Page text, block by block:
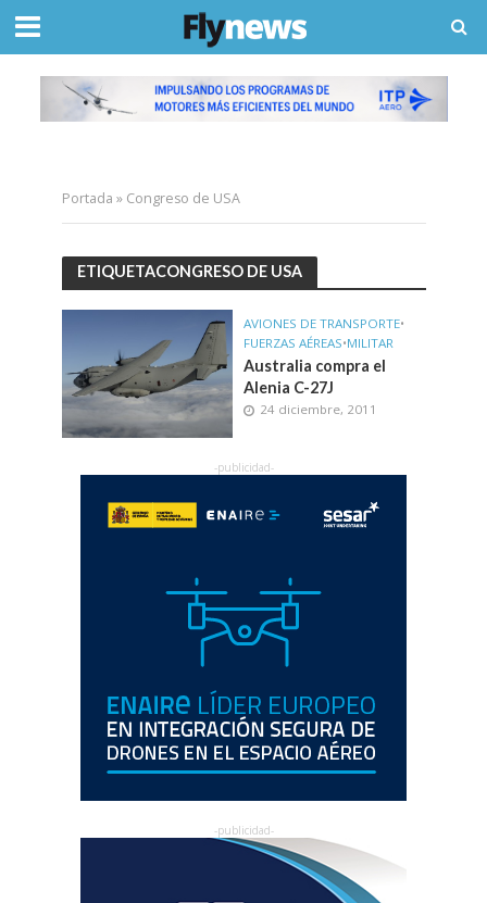
Portada » Congreso de USA
ETIQUETACONGRESO DE USA
AVIONES DE TRANSPORTE•
FUERZAS AÉREAS•MILITAR
Australia compra el
Alenia C-27J
24 diciembre, 2011